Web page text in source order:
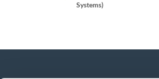
Systems)